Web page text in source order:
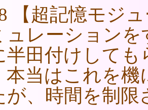
【超記憶モジ
ュレーション
半田付けして
本当はこれを
が、時間を制